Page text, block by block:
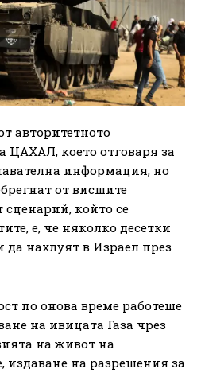
авторитетното
ЦАХАЛ, което отговаря за
информация, но
от висшите
който се
е, че няколко десетки
да нахлуят в Израел през
по онова време работеше
на ивицата Газа чрез
на живот на
издаване на разрешения за